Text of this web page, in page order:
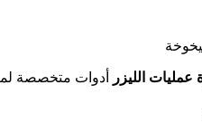
عمليات الليزر